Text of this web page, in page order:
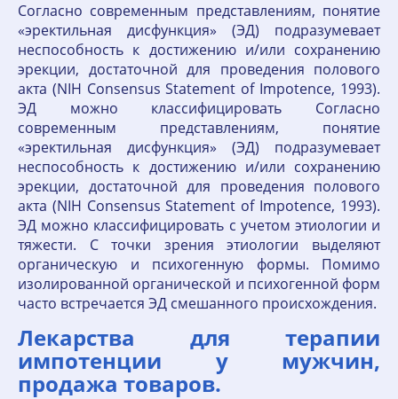
Согласно современным представлениям, понятие
«эректильная дисфункция» (ЭД) подразумевает
неспособность к достижению и/или сохранению
эрекции, достаточной для проведения полового
акта (NIH Consensus Statement of Impotence, 1993).
ЭД можно классифицировать Согласно
современным представлениям, понятие
«эректильная дисфункция» (ЭД) подразумевает
неспособность к достижению и/или сохранению
эрекции, достаточной для проведения полового
акта (NIH Consensus Statement of Impotence, 1993).
ЭД можно классифицировать с учетом этиологии и
тяжести. С точки зрения этиологии выделяют
органическую и психогенную формы. Помимо
изолированной органической и психогенной форм
часто встречается ЭД смешанного происхождения.
Лекарства для терапии
импотенции у мужчин,
продажа товаров.